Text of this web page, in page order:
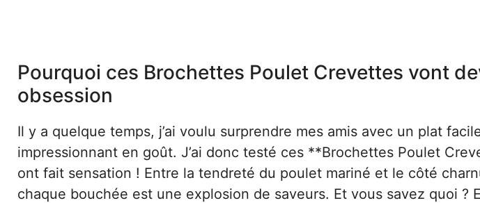
Pourquoi ces Brochettes Poulet Crevettes vont
obsession
Il y a quelque temps, j’ai voulu surprendre mes amis avec un plat
impressionnant en goût. J’ai donc testé ces **Brochettes Poulet
ont fait sensation ! Entre la tendreté du poulet mariné et le côté
chaque bouchée est une explosion de saveurs. Et vous savez quoi ?